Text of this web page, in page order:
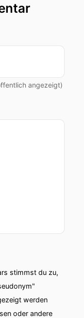
angezeigt)
stimmst du zu,
werden
oder andere